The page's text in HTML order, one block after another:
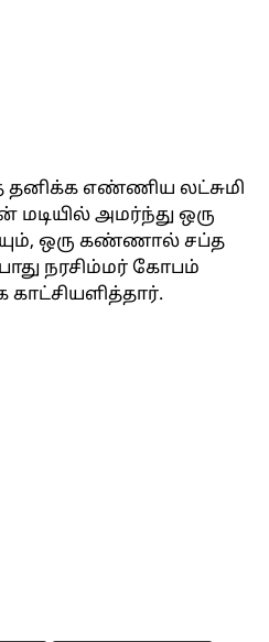
தனிக்க எண்ணிய லட்சுமி
மடியில் அமர்ந்து ஒரு
ஒரு கண்ணால் சப்த
நரசிம்மர் கோபம்
காட்சியளித்தார்.